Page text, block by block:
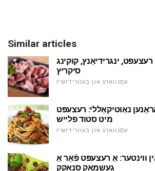
Similar articles
ינגרידיאַנץ, קוקינג
סיקריץ
עסנוואַרג און בעוורידזשיז
נאַוטיקאַללי: רעצעפּט
מיט סטוד פלייש
עסנוואַרג און בעוורידזשיז
ווינטער: אַ רעצעפּט פֿאַר אַ
געשמאַק סנאַקק